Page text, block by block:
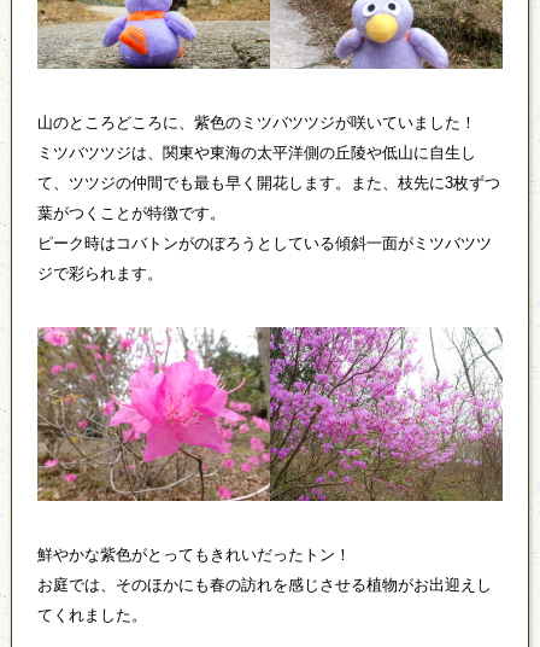
山のところどころに、紫色のミツバツツジが咲いていました！
ミツバツツジは、関東や東海の太平洋側の丘陵や低山に自生し
て、ツツジの仲間でも最も早く開花します。また、枝先に3枚ずつ
葉がつくことが特徴です。
ピーク時はコバトンがのぼろうとしている傾斜一面がミツバツツ
ジで彩られます。
鮮やかな紫色がとってもきれいだったトン！
お庭では、そのほかにも春の訪れを感じさせる植物がお出迎えし
てくれました。